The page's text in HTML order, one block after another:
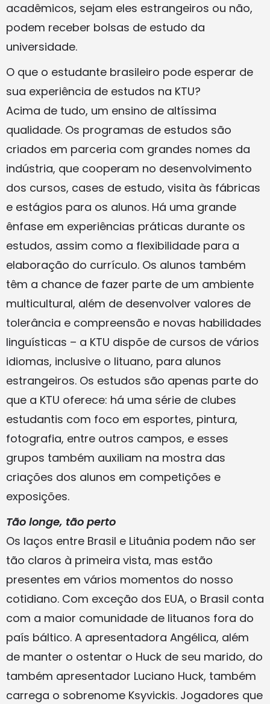
acadêmicos, sejam eles estrangeiros ou não,
podem receber bolsas de estudo da
universidade.
O que o estudante brasileiro pode esperar de
sua experiência de estudos na KTU?
Acima de tudo, um ensino de altíssima
qualidade. Os programas de estudos são
criados em parceria com grandes nomes da
indústria, que cooperam no desenvolvimento
dos cursos, cases de estudo, visita às fábricas
e estágios para os alunos. Há uma grande
ênfase em experiências práticas durante os
estudos, assim como a flexibilidade para a
elaboração do currículo. Os alunos também
têm a chance de fazer parte de um ambiente
multicultural, além de desenvolver valores de
tolerância e compreensão e novas habilidades
linguísticas – a KTU dispõe de cursos de vários
idiomas, inclusive o lituano, para alunos
estrangeiros. Os estudos são apenas parte do
que a KTU oferece: há uma série de clubes
estudantis com foco em esportes, pintura,
fotografia, entre outros campos, e esses
grupos também auxiliam na mostra das
criações dos alunos em competições e
exposições.
Tão longe, tão perto
Os laços entre Brasil e Lituânia podem não ser
tão claros à primeira vista, mas estão
presentes em vários momentos do nosso
cotidiano. Com exceção dos EUA, o Brasil conta
com a maior comunidade de lituanos fora do
país báltico. A apresentadora Angélica, além
de manter o ostentar o Huck de seu marido, do
também apresentador Luciano Huck, também
carrega o sobrenome Ksyvickis. Jogadores que